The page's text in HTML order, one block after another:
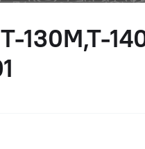
130М,Т-